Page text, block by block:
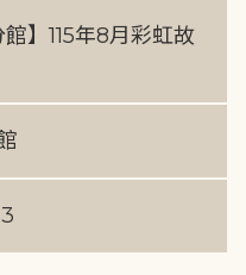
館】115年8月彩虹故